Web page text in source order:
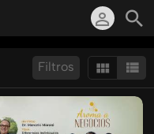
Filtros
Resultados/Pág.: